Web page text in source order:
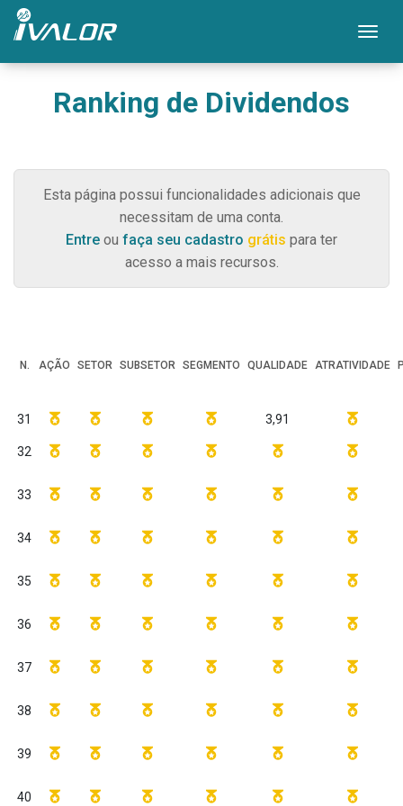
Ranking de Dividendos
Esta página possui funcionalidades adicionais que
necessitam de uma conta.
Entre ou faça seu cadastro grátis para ter
acesso a mais recursos.
N. AÇÃO SETOR SUBSETOR SEGMENTO QUALIDADE ATRATIVIDADE
31 3,91
32
33
34
35
36
37
38
39
40